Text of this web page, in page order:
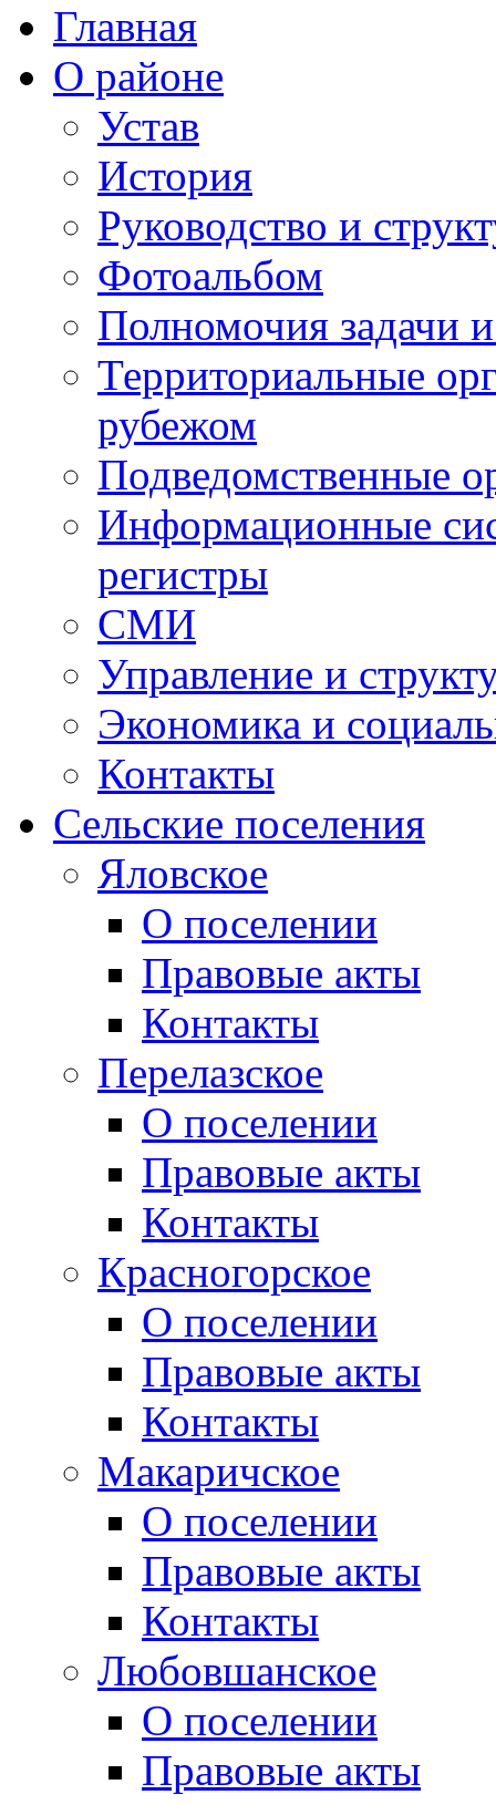
Главная
О районе
Устав
История
Руководство и
Фотоальбом
Полномочия задачи
Территориальные
рубежом
Подведомственные
Информационные
регистры
СМИ
Управление и
Экономика и
Контакты
Сельские поселения
Яловское
О поселении
Правовые акты
Контакты
Перелазское
О поселении
Правовые акты
Контакты
Красногорское
О поселении
Правовые акты
Контакты
Макаричское
О поселении
Правовые акты
Контакты
Любовшанское
О поселении
Правовые акты